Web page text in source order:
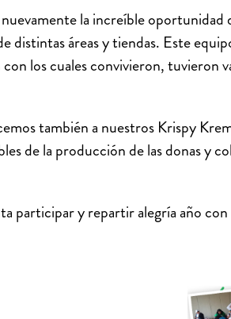
la increíble
distintas áreas y tiendas. Este
los cuales convivieron, tuvieron
también a nuestros Krispy
de la producción de las donas y
participar y repartir alegría año